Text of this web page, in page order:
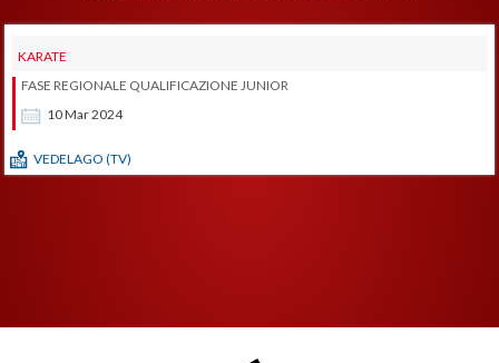
KARATE
10Mar2024
FASE REGIONALE QUALIFICAZIONE JUNIOR
VEDELAGO (TV)